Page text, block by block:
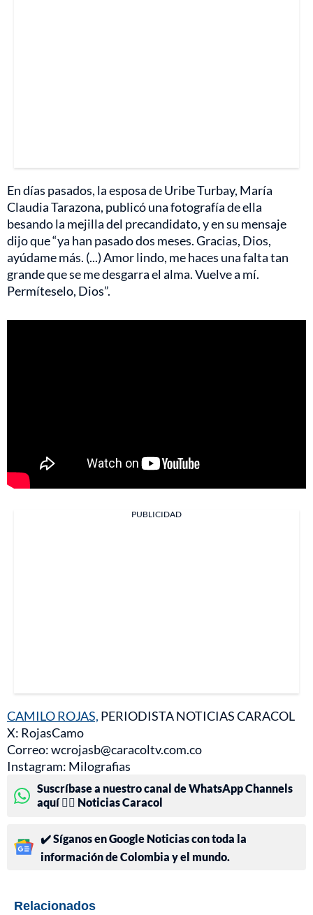
En días pasados, la esposa de Uribe Turbay, María
Claudia Tarazona, publicó una fotografía de ella
besando la mejilla del precandidato, y en su mensaje
dijo que “ya han pasado dos meses. Gracias, Dios,
ayúdame más. (...) Amor lindo, me haces una falta tan
grande que se me desgarra el alma. Vuelve a mí.
Permíteselo, Dios”.
PUBLICIDAD
CAMILO ROJAS, PERIODISTA NOTICIAS CARACOL
X: RojasCamo
Correo: wcrojasb@caracoltv.com.co
Instagram: Milografias
Suscríbase a nuestro canal de WhatsApp Channels
aquí 👉🏻 Noticias Caracol
✔️ Síganos en Google Noticias con toda la
información de Colombia y el mundo.
Relacionados